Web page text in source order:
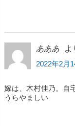
あああ よ
2022年2月
嫁は、木村佳乃。自
うらやましい